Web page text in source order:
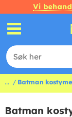
Vi
... Batman
Batman